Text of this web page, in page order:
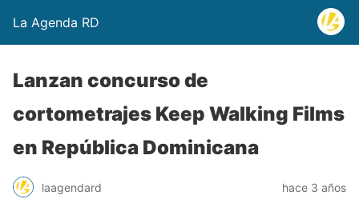
La Agenda RD
Lanzan concurso de
cortometrajes Keep Walking Films
en República Dominicana
laagendard hace 3 años